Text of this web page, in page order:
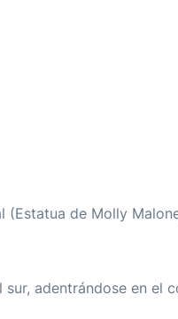
(Estatua de Molly
adentrándose en el